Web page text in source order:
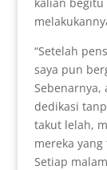
“Setelah
saya pun
dedikasi
takut lelah,
mereka
Setiap